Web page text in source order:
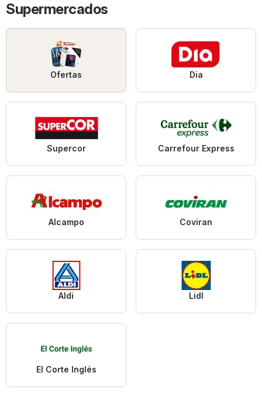
Supermercados
Ofertas Dia
Supercor Carrefour Express
Alcampo Coviran
Aldi Lidl
El Corte Inglés